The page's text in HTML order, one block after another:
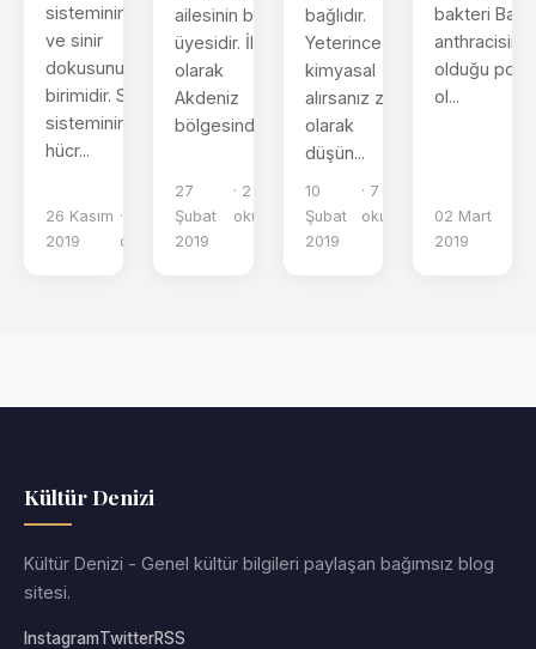
sisteminin
ve sinir
dokusunun temel
birimidir. Sinir
sisteminin tüm
hücr...
26 Kasım
2019
· 5 dk
okuma
ailesinin bir
üyesidir. İlk
olarak
Akdeniz
bölgesinde...
27
Şubat
2019
· 2 dk
okuma
bağlıdır.
Yeterince
kimyasal
alırsanız zehir
olarak
düşün...
10
Şubat
2019
· 7 dk
okuma
bakteri
olduğu
ol...
02 Mart
2019
Kültür Denizi
Kültür Denizi - Genel kültür bilgileri paylaşan bağımsız blog
sitesi.
InstagramTwitterRSS